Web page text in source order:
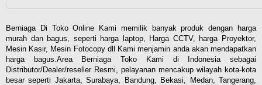
Berniaga Di Toko Online Kami memilik banyak produk dengan harga
murah dan bagus, seperti harga laptop, Harga CCTV, harga Proyektor,
Mesin Kasir, Mesin Fotocopy dll Kami menjamin anda akan mendapatkan
harga bagus.Area Berniaga Toko Kami di Indonesia sebagai
Distributor/Dealer/reseller Resmi, pelayanan mencakup wilayah kota-kota
besar seperti Jakarta, Surabaya, Bandung, Bekasi, Medan, Tangerang,